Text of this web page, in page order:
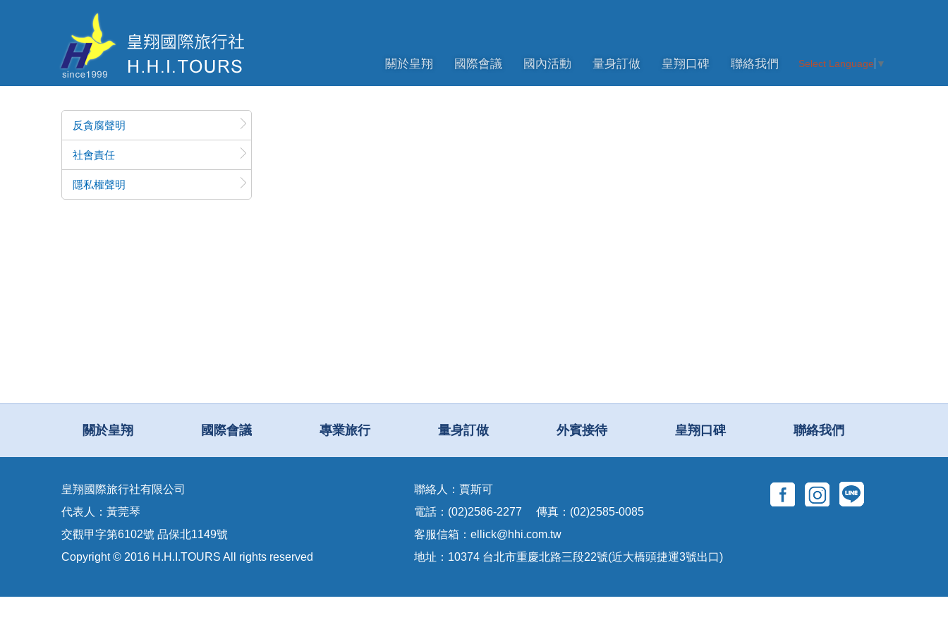
關於皇翔 國際會議 國內活動 量身訂做 皇翔口碑 聯絡我們 Select Language ▼
反貪腐聲明
社會責任
隱私權聲明
關於皇翔 國際會議 專業旅行 量身訂做 外賓接待 皇翔口碑 聯絡我們
皇翔國際旅行社有限公司
代表人：黃莞琴
交觀甲字第6102號 品保北1149號
Copyright © 2016 H.H.I.TOURS All rights reserved
聯絡人：賈斯可
電話：(02)2586-2277 傳真：(02)2585-0085
客服信箱： ellick@hhi.com.tw
地址：10374 台北市重慶北路三段22號(近大橋頭捷運3號出口)